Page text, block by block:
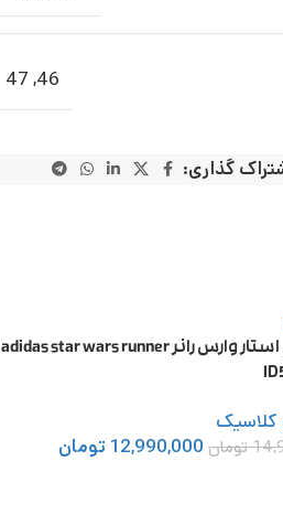
46
,
47
گذاری:
آدیداس استار وارس رانر adidas star wars runner
کلاسیک
تومان 12,990,000 تومان